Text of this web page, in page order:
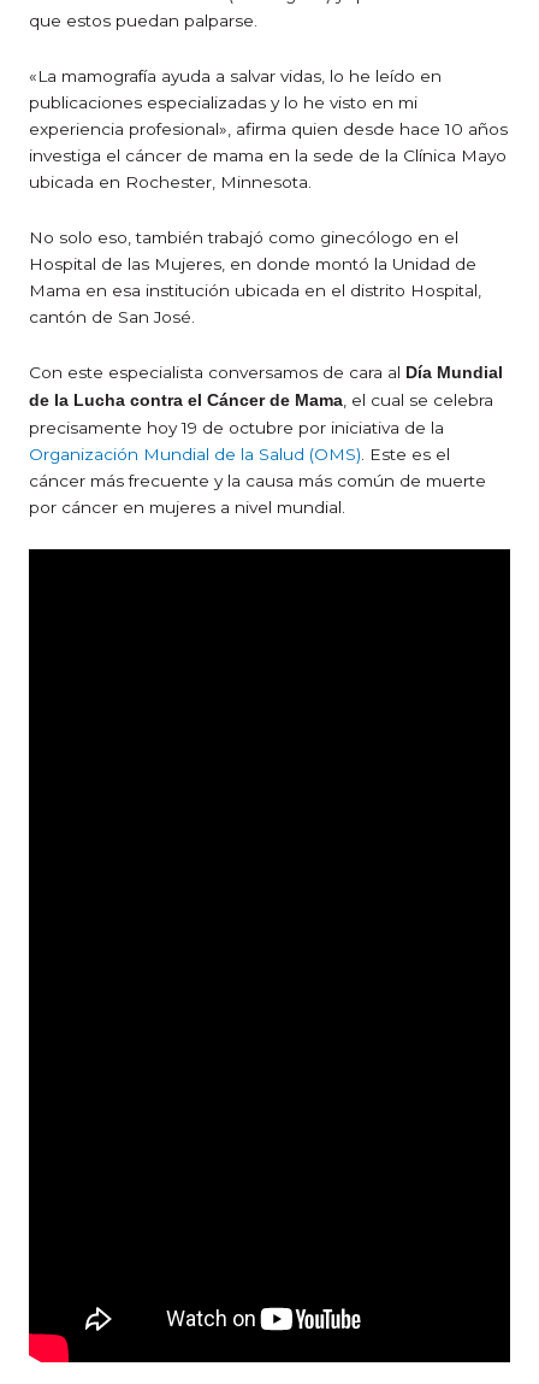
que estos puedan palparse.
«La mamografía ayuda a salvar vidas, lo he leído en
publicaciones especializadas y lo he visto en mi
experiencia profesional», afirma quien desde hace 10 años
investiga el cáncer de mama en la sede de la Clínica Mayo
ubicada en Rochester, Minnesota.
No solo eso, también trabajó como ginecólogo en el
Hospital de las Mujeres, en donde montó la Unidad de
Mama en esa institución ubicada en el distrito Hospital,
cantón de San José.
Con este especialista conversamos de cara al Día Mundial
de la Lucha contra el Cáncer de Mama , el cual se celebra
precisamente hoy 19 de octubre por iniciativa de la
Organización Mundial de la Salud (OMS) . Este es el
cáncer más frecuente y la causa más común de muerte
por cáncer en mujeres a nivel mundial.